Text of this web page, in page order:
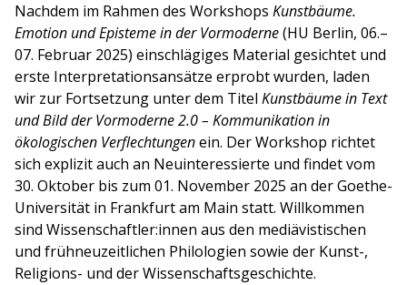
Nachdem im Rahmen des Workshops Kunstbäume.
Emotion und Episteme in der Vormoderne(HU Berlin, 06.–
07. Februar 2025) einschlägiges Material gesichtet und
erste Interpretationsansätze erprobt wurden, laden
wir zur Fortsetzung unter dem Titel Kunstbäume in Text
und Bild der Vormoderne 2.0 – Kommunikation in
ökologischen Verflechtungenein. Der Workshop richtet
sich explizit auch an Neuinteressierte und findet vom
30. Oktober bis zum 01. November 2025 an der Goethe-
Universität in Frankfurt am Main statt. Willkommen
sind Wissenschaftler:innen aus den mediävistischen
und frühneuzeitlichen Philologien sowie der Kunst-,
Religions- und der Wissenschaftsgeschichte.